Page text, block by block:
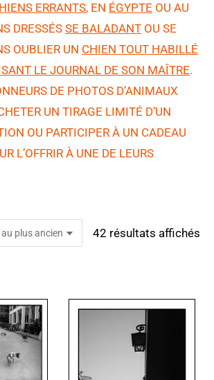
ERRANTS, EN ÉGYPTE OU AU
DRESSÉS SE BALADANT OU SE
OUBLIER UN CHIEN TOUT HABILLÉ
LE JOURNAL DE SON MAÎTRE.
DE PHOTOS D’ANIMAUX
UN TIRAGE LIMITÉ D’UN
OU PARTICIPER À UN CADEAU
L’OFFRIR À UNE DE LEURS
42 résultats affichés